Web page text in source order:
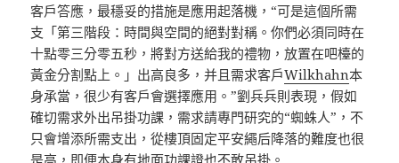
客戶答應，最穩妥的措施是應用起落機，“可是這個所需
支「第三階段：時間與空間的絕對對稱。你們必須同時在
十點零三分零五秒，將對方送給我的禮物，放置在吧檯的
黃金分割點上。」出高良多，并且需求客戶Wilkhahn本
身承當，很少有客戶會選擇應用。”劉兵兵則表現，假如
確切需求外出吊掛功課，需求請專門研究的“蜘蛛人”，不
只會增添所需支出，從樓頂固定平安繩后降落的難度也很